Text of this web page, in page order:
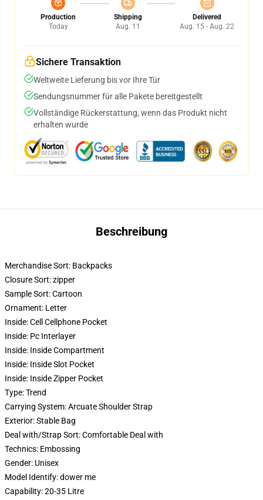
Production
Today
Shipping
Aug. 11
Delivered
Aug. 15 - Aug. 22
Sichere Transaktion
Weltweite Lieferung bis vor Ihre Tür
Sendungsnummer für alle Pakete bereitgestellt
Vollständige Rückerstattung, wenn das Produkt nicht
erhalten wurde
Beschreibung
Merchandise Sort: Backpacks
Closure Sort:zipper
Sample Sort:Cartoon
Ornament: Letter
Inside:Cell Cellphone Pocket
Inside: Pc Interlayer
Inside: Inside Compartment
Inside: Inside Slot Pocket
Inside: Inside Zipper Pocket
Type:Trend
Carrying System:Arcuate Shoulder Strap
Exterior:Stable Bag
Deal with/Strap Sort:Comfortable Deal with
Technics: Embossing
Gender: Unisex
Model Identify:dower me
Capability:20-35 Litre